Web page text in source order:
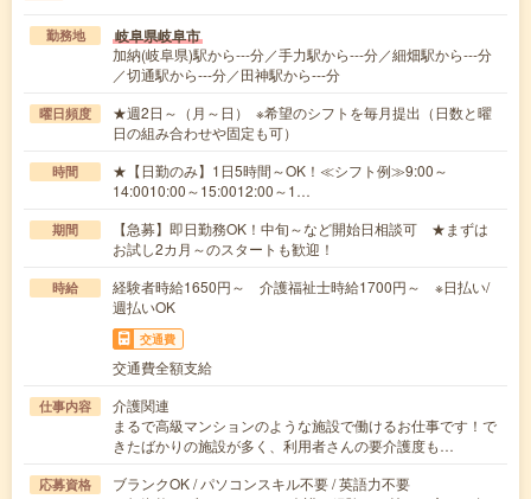
勤務地 岐阜県岐阜市
加納(岐阜県)駅から---分／手力駅から---分／細畑駅から---分
／切通駅から---分／田神駅から---分
曜日頻度
★週2日～（月～日） ※希望のシフトを毎月提出（日数と曜
日の組み合わせや固定も可）
時間
★【日勤のみ】1日5時間～OK！≪シフト例≫9:00～
14:0010:00～15:0012:00～1…
期間
【急募】即日勤務OK！中旬～など開始日相談可 ★まずは
お試し2カ月～のスタートも歓迎！
時給
経験者時給1650円～ 介護福祉士時給1700円～ ※日払い/
週払いOK
交通費
交通費全額支給
仕事内容
介護関連
まるで高級マンションのような施設で働けるお仕事です！で
きたばかりの施設が多く、利用者さんの要介護度も…
応募資格
ブランクOK / パソコンスキル不要 / 英語力不要